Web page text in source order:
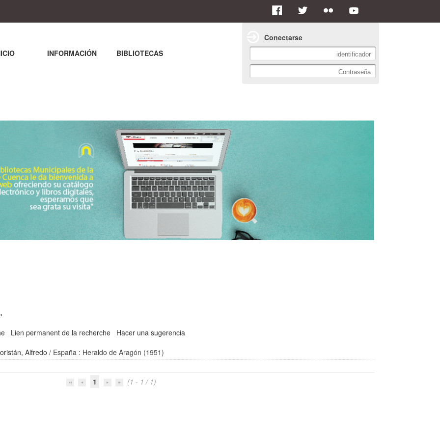
Lien permanent de la recherche
Hacer una sugerencia
Alfredo / España : Heraldo de Aragón (1951)
1 (1 - 1 / 1)
INFORMACIÓN BIBLIOTECAS
Conectarse